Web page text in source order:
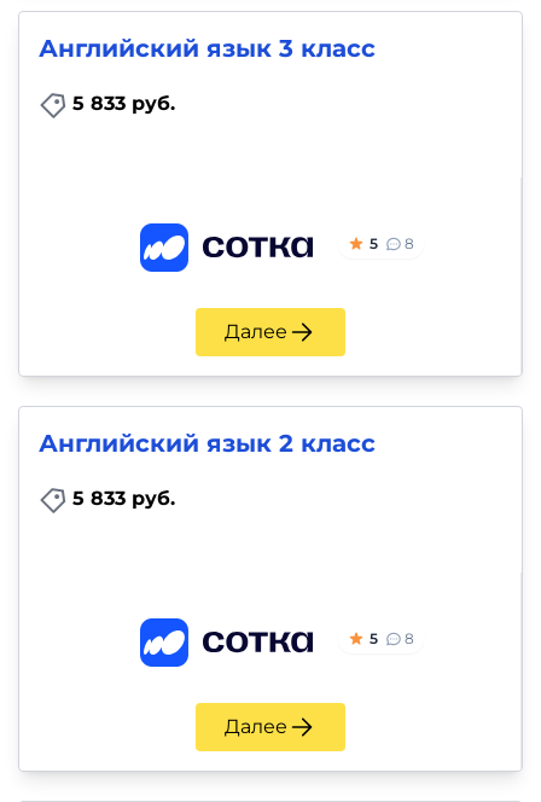
Английский язык 3 класс
5 833 руб.
5 8
Далее
Английский язык 2 класс
5 833 руб.
5 8
Далее